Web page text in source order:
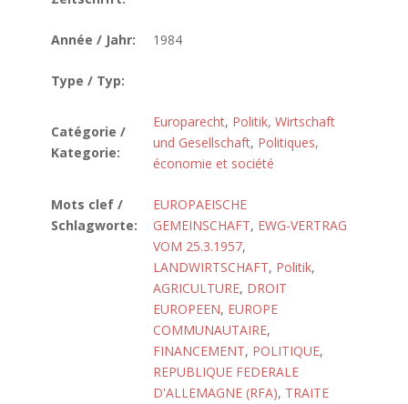
Année / Jahr: 1984
Type / Typ:
Catégorie /
Kategorie:
Europarecht, Politik, Wirtschaft
und Gesellschaft, Politiques,
économie et société
Mots clef /
Schlagworte:
EUROPAEISCHE
GEMEINSCHAFT, EWG-VERTRAG
VOM 25.3.1957,
LANDWIRTSCHAFT, Politik,
AGRICULTURE, DROIT
EUROPEEN, EUROPE
COMMUNAUTAIRE,
FINANCEMENT, POLITIQUE,
REPUBLIQUE FEDERALE
D'ALLEMAGNE (RFA), TRAITE